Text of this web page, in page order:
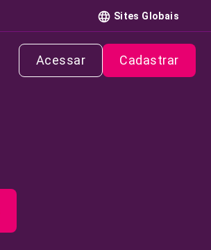
Sites Globais
Acessar Cadastrar